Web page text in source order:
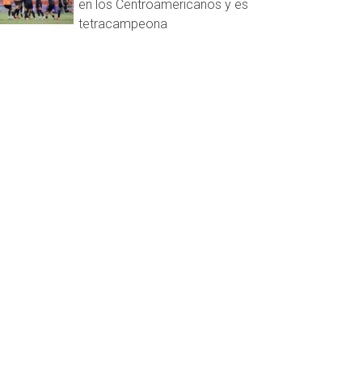
en los Centroamericanos y es
tetracampeona